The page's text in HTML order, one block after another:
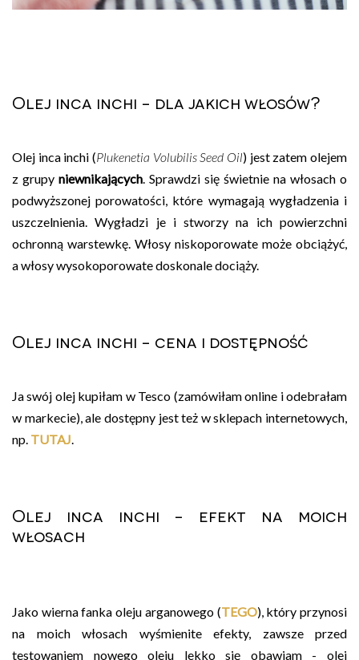
Olej inca inchi - dla jakich włosów?
Olej inca inchi (Plukenetia Volubilis Seed Oil) jest zatem olejem
z grupy niewnikających . Sprawdzi się świetnie na włosach o
podwyższonej porowatości, które wymagają wygładzenia i
uszczelnienia. Wygładzi je i stworzy na ich powierzchni
ochronną warstewkę. Włosy niskoporowate może obciążyć,
a włosy wysokoporowate doskonale dociąży.
Olej inca inchi - cena i dostępność
Ja swój olej kupiłam w Tesco (zamówiłam online i odebrałam
w markecie), ale dostępny jest też w sklepach internetowych,
np. TUTAJ
Olej inca inchi - efekt na moich
włosach
Jako wierna fanka oleju arganowego (TEGO), który przynosi
na moich włosach wyśmienite efekty, zawsze przed
testowaniem nowego oleju lekko się obawiam - olej